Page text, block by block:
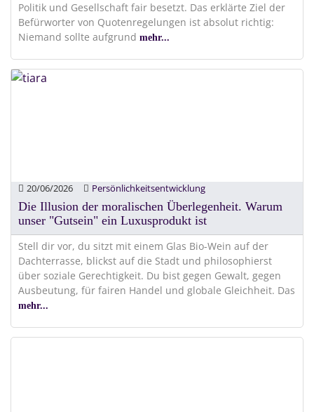
Politik und Gesellschaft fair besetzt. Das erklärte Ziel der
Befürworter von Quotenregelungen ist absolut richtig:
Niemand sollte aufgrund mehr...
20/06/2026 Persönlichkeitsentwicklung
Die Illusion der moralischen Überlegenheit. Warum
unser "Gutsein" ein Luxusprodukt ist
Stell dir vor, du sitzt mit einem Glas Bio-Wein auf der
Dachterrasse, blickst auf die Stadt und philosophierst
über soziale Gerechtigkeit. Du bist gegen Gewalt, gegen
Ausbeutung, für fairen Handel und globale Gleichheit. Das
mehr...